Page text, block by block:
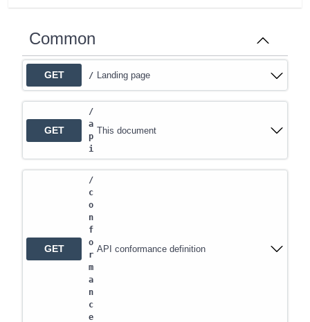
Common
GET / Landing page
GET
/
a
p
i
This document
GET
/
c
o
n
f
o
r
m
a
n
c
e
API conformance definition